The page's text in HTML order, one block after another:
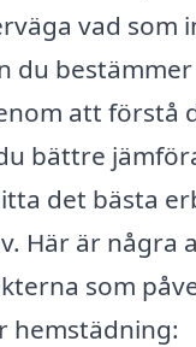
vad som
du
att förstå
bättre
det bästa
Här är några
som
hemstädning: